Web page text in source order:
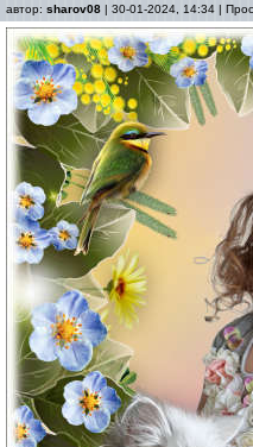
автор: sharov08 | 30-01-2024, 14:34 |